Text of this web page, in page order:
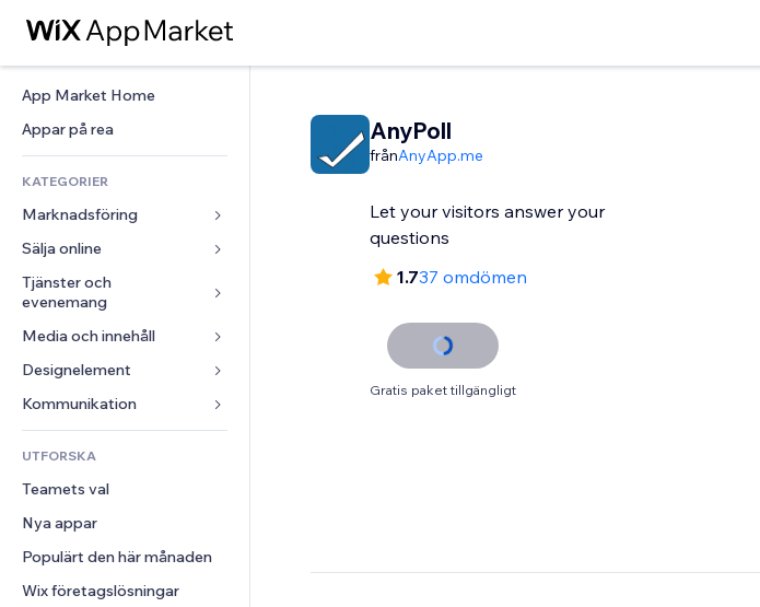
App Market Home
Appar på rea
KATEGORIER
Marknadsföring
Annonser
Mobil
Statistik
Sociala medier
SEO
Interaktioner
Listningar
E-post
Konvertering
Sälja online
Appar för butiker
Frakt och leverans
Sälj-knappar
Onlinekurser
Beställtryck
Redovisning
Kuponger och lojalitet
Lagerlösningar
Dropshipping
Priser och abonnemang
Crowdfunding
Tjänster och
evenemang
Hotell
Evenemang
Restauranger
Fastigheter
Bokningar
Media och innehåll
Galleri
Musik
Podcasts
Fotografering
Video
PDF
Fildelning
Nyheter
Designelement
Kartor och navigering
Integritet och säkerhet
Klocka
Sidmallar
Bildeffekter
Knappar och menyer
Banners och märken
Formulär
Undersökningar
Chatt
Kommentarer
Telefon
UTFORSKA
Teamets val
Nya appar
Populärt den här månaden
Wix företagslösningar
AnyPoll
frånAnyApp.me
Let your visitors answer your
questions
1.737 omdömen
Gratis paket tillgängligt